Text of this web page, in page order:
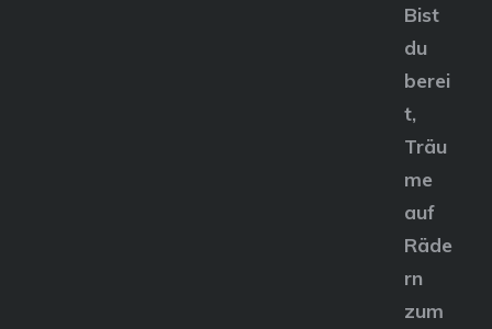
Bist
du
berei
t,
Träu
me
auf
Räde
rn
zum